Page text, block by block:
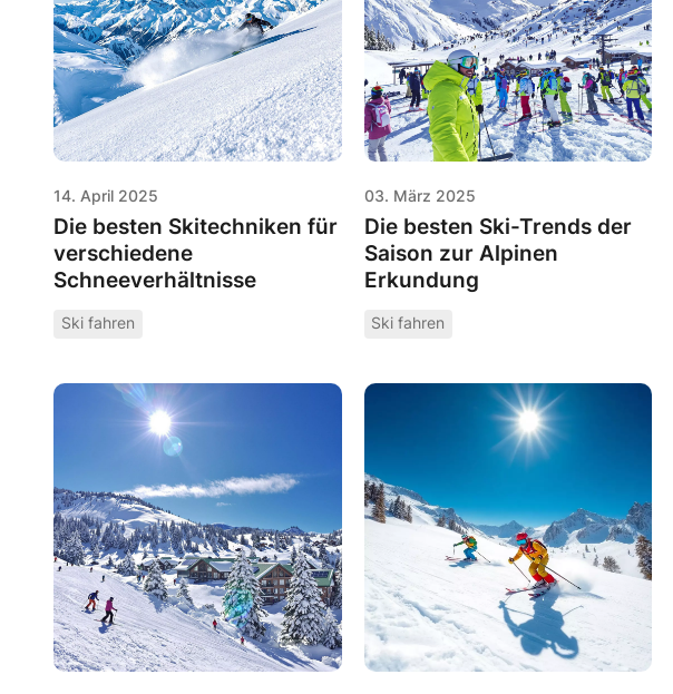
14. April 2025
Die besten Skitechniken für
verschiedene
Schneeverhältnisse
Ski fahren
03. März 2025
Die besten Ski-Trends der
Saison zur Alpinen
Erkundung
Ski fahren